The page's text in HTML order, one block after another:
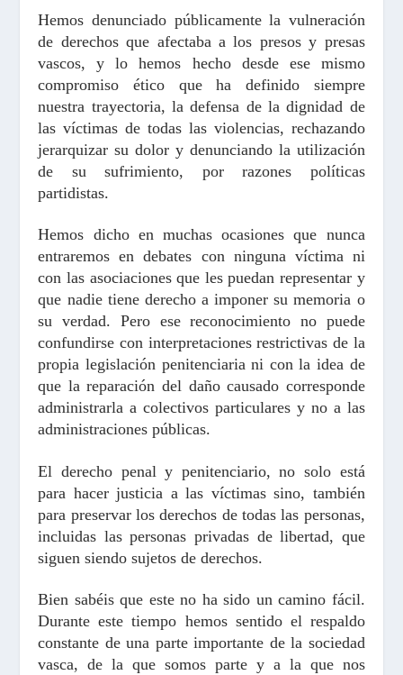
Hemos denunciado públicamente la vulneración
de derechos que afectaba a los presos y presas
vascos, y lo hemos hecho desde ese mismo
compromiso ético que ha definido siempre
nuestra trayectoria, la defensa de la dignidad de
las víctimas de todas las violencias, rechazando
jerarquizar su dolor y denunciando la utilización
de su sufrimiento, por razones políticas
partidistas.
Hemos dicho en muchas ocasiones que nunca
entraremos en debates con ninguna víctima ni
con las asociaciones que les puedan representar y
que nadie tiene derecho a imponer su memoria o
su verdad. Pero ese reconocimiento no puede
confundirse con interpretaciones restrictivas de la
propia legislación penitenciaria ni con la idea de
que la reparación del daño causado corresponde
administrarla a colectivos particulares y no a las
administraciones públicas.
El derecho penal y penitenciario, no solo está
para hacer justicia a las víctimas sino, también
para preservar los derechos de todas las personas,
incluidas las personas privadas de libertad, que
siguen siendo sujetos de derechos.
Bien sabéis que este no ha sido un camino fácil.
Durante este tiempo hemos sentido el respaldo
constante de una parte importante de la sociedad
vasca, de la que somos parte y a la que nos